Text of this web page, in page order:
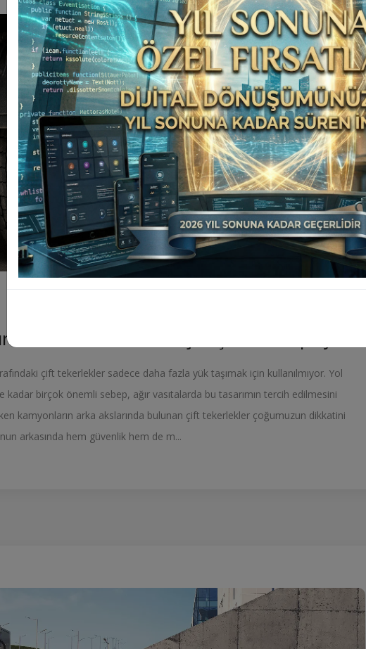
Tekerlekleri Neden Çift Şekilde Yapılıyor?
çift tekerlekler sadece daha fazla yük taşımak için kullanılmıyor. Yol
kadar birçok önemli sebep, ağır vasıtalarda bu tasarımın tercih edilmesini
kamyonların arka akslarında bulunan çift tekerlekler çoğumuzun dikkatini
arkasında hem güvenlik hem de m...